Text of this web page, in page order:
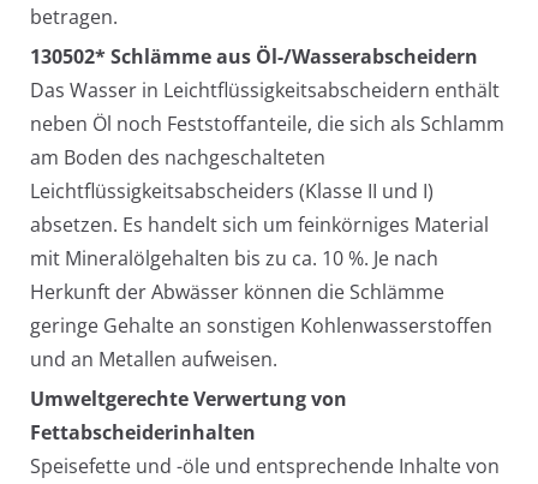
betragen.
130502* Schlämme aus Öl-/Wasserabscheidern
Das Wasser in Leichtflüssigkeitsabscheidern enthält
neben Öl noch Feststoffanteile, die sich als Schlamm
am Boden des nachgeschalteten
Leichtflüssigkeitsabscheiders (Klasse II und I)
absetzen. Es handelt sich um feinkörniges Material
mit Mineralölgehalten bis zu ca. 10 %. Je nach
Herkunft der Abwässer können die Schlämme
geringe Gehalte an sonstigen Kohlenwasserstoffen
und an Metallen aufweisen.
Umweltgerechte Verwertung von
Fettabscheiderinhalten
Speisefette und -öle und entsprechende Inhalte von